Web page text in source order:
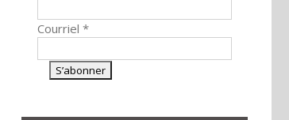
Courriel *